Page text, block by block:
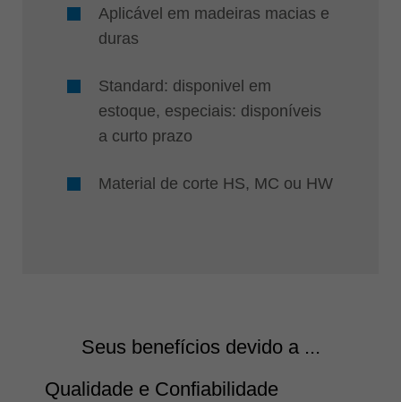
Aplicável em madeiras macias e
duras
Standard: disponivel em
estoque, especiais: disponíveis
a curto prazo
Material de corte HS, MC ou HW
Seus benefícios devido a ...
Qualidade e Confiabilidade